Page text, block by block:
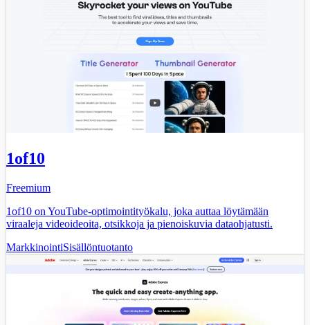
1of10
Freemium
1of10 on YouTube-optimointityökalu, joka auttaa löytämään
viraaleja videoideoita, otsikkoja ja pienoiskuvia dataohjatusti.
MarkkinointiSisällöntuotanto